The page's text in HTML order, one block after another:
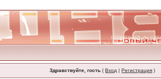
Здравствуйте, гость (Вход |Регистрация )